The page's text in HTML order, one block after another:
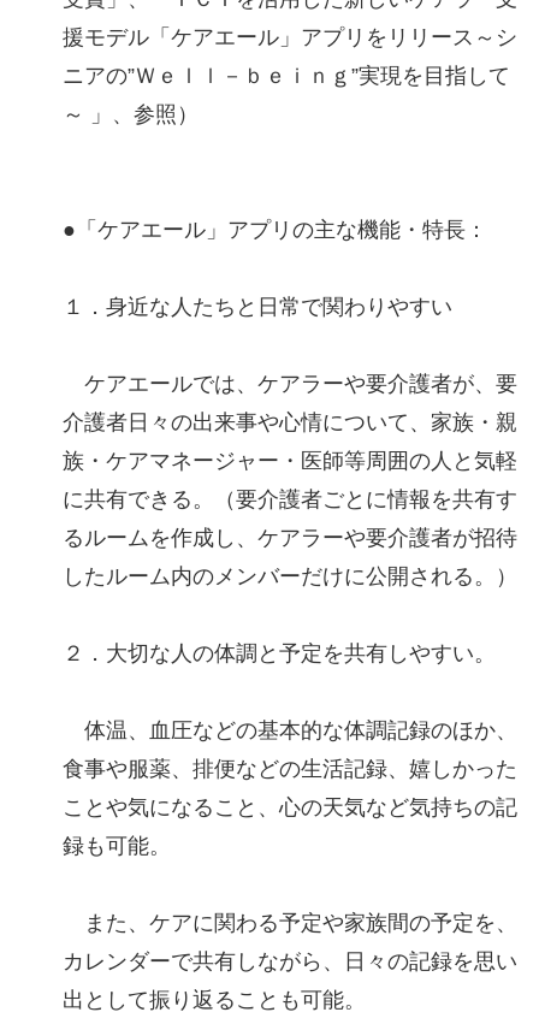
援モデル「ケアエール」アプリをリリース～シ
ニアの”Ｗｅｌｌ－ｂｅｉｎｇ”実現を目指して
～ 」、参照）
●「ケアエール」アプリの主な機能・特長：
１．身近な人たちと日常で関わりやすい
ケアエールでは、ケアラーや要介護者が、要
介護者日々の出来事や心情について、家族・親
族・ケアマネージャー・医師等周囲の人と気軽
に共有できる。（要介護者ごとに情報を共有す
るルームを作成し、ケアラーや要介護者が招待
したルーム内のメンバーだけに公開される。）
２．大切な人の体調と予定を共有しやすい。
体温、血圧などの基本的な体調記録のほか、
食事や服薬、排便などの生活記録、嬉しかった
ことや気になること、心の天気など気持ちの記
録も可能。
また、ケアに関わる予定や家族間の予定を、
カレンダーで共有しながら、日々の記録を思い
出として振り返ることも可能。